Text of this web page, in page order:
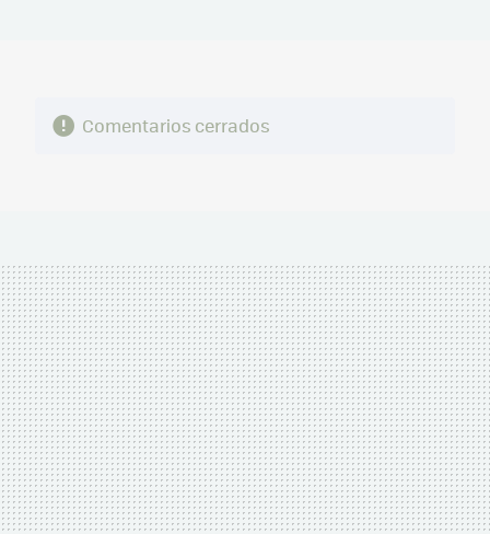
Comentarios cerrados